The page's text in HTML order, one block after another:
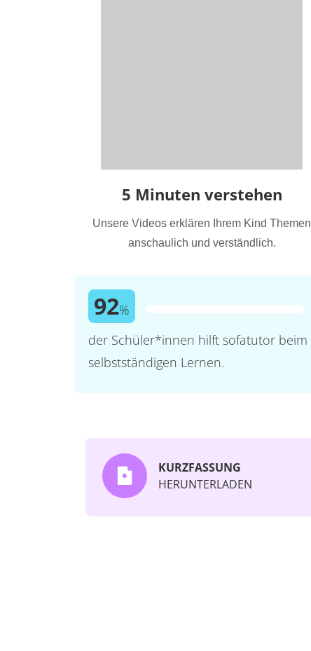
5 Minuten verstehen
Unsere Videos erklären Ihrem Kind Themen
anschaulich und verständlich.
92%
der Schüler*innen hilft sofatutor beim
selbstständigen Lernen.
KURZFASSUNG
HERUNTERLADEN